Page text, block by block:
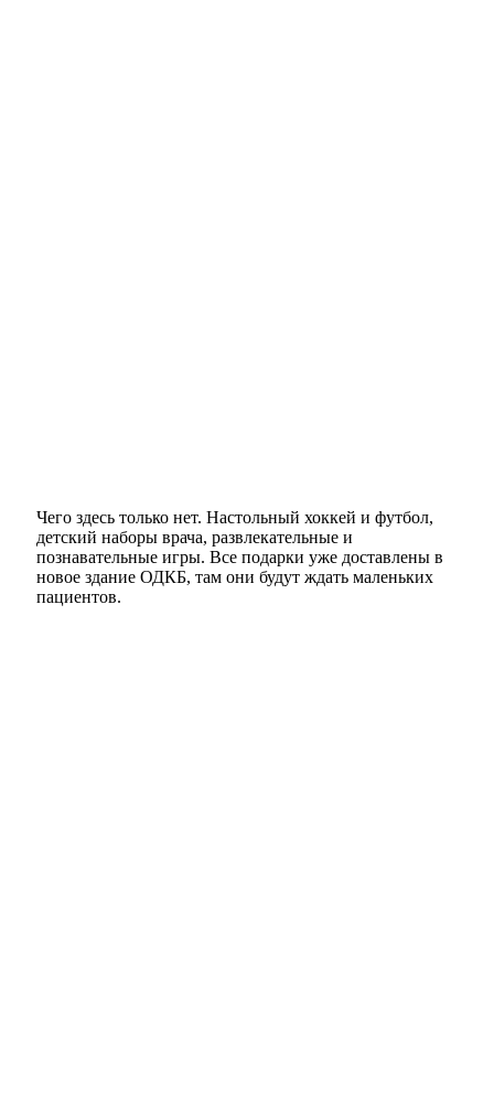
Чего здесь только нет. Настольный хоккей и футбол,
детский наборы врача, развлекательные и
познавательные игры. Все подарки уже доставлены в
новое здание ОДКБ, там они будут ждать маленьких
пациентов.